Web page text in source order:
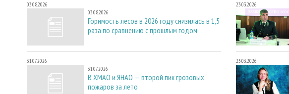
03.08.2026
03.08.2026
Горимость лесов в 2026 году снизилась в 1,5
раза по сравнению с прошлым годом
31.07.2026
31.07.2026
В ХМАО и ЯНАО — второй пик грозовых
пожаров за лето
23.03.2026
23.03.2026